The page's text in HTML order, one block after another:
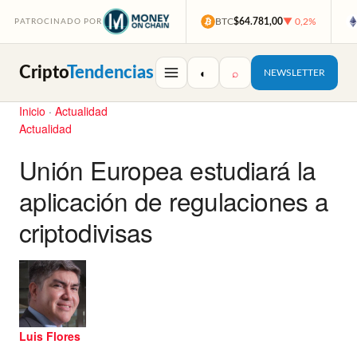
PATROCINADO POR BTC$64.781,00▼ 0,2%
CriptoTendencias ◐ ⌕ NEWSLETTER
Inicio · Actualidad
Actualidad
Unión Europea estudiará la
aplicación de regulaciones a
criptodivisas
Luis Flores